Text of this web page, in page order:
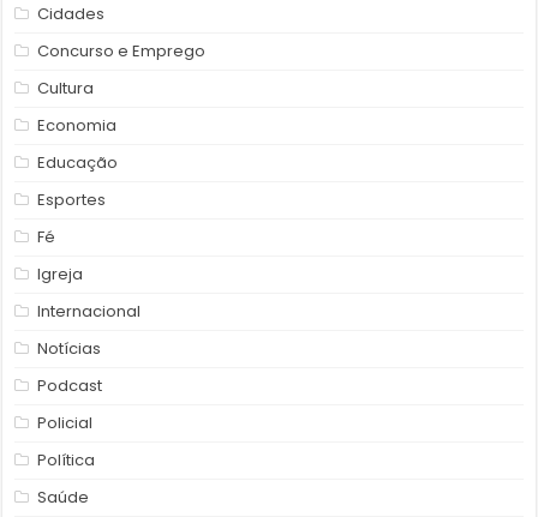
Cidades
Concurso e Emprego
Cultura
Economia
Educação
Esportes
Fé
Igreja
Internacional
Notícias
Podcast
Policial
Política
Saúde